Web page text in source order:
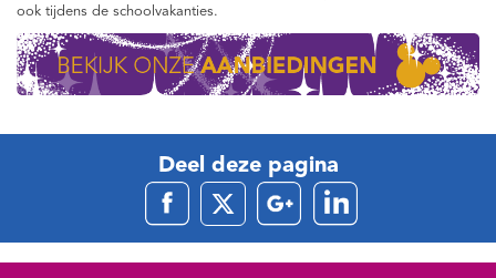
ook tijdens de schoolvakanties.
Deel deze pagina